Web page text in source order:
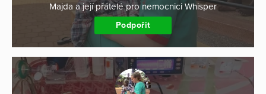
Majda a její přátelé pro nemocnici Whisper
Podpořit